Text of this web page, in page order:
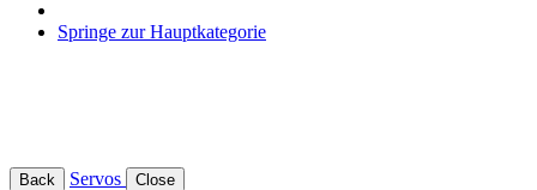
Springe zur Hauptkategorie
Back Servos Close